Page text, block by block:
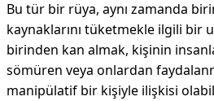
Bu tür bir rüya, aynı zamanda
kaynaklarını tüketmekle ilgili bir
birinden kan almak, kişinin
sömüren veya onlardan
manipülatif bir kişiyle ilişkisi